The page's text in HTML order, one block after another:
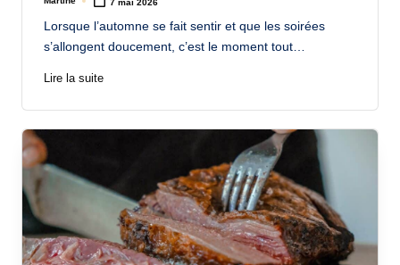
Posted
Lorsque l’automne se fait sentir et que les soirées
s’allongent doucement, c’est le moment tout…
Lire la suite